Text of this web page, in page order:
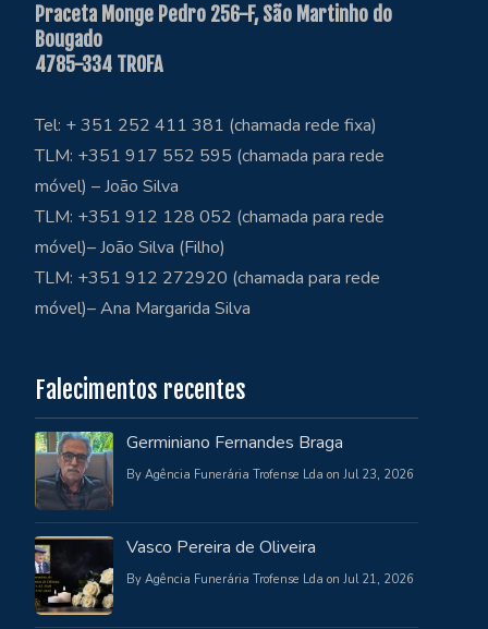
Praceta Monge Pedro 256-F, São Martinho do
Bougado
4785-334 TROFA
Tel: + 351 252 411 381 (chamada rede fixa)
TLM: +351 917 552 595 (chamada para rede
móvel) – João Silva
TLM: +351 912 128 052 (chamada para rede
móvel)– João Silva (Filho)
TLM: +351 912 272920 (chamada para rede
móvel)– Ana Margarida Silva
Falecimentos recentes
Germiniano Fernandes Braga
By Agência Funerária Trofense Lda on Jul 23, 2026
Vasco Pereira de Oliveira
By Agência Funerária Trofense Lda on Jul 21, 2026